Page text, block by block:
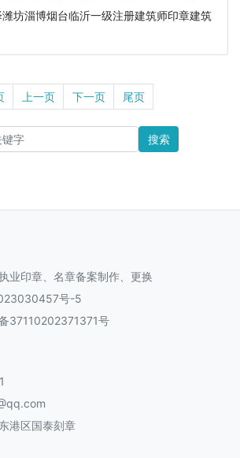
坊淄博烟台临沂一级注册建筑师印章建筑
上一页 下一页 尾页
搜索
业印章、名章备案制作、更换
号-5
37110202371371号
港区国泰刻章